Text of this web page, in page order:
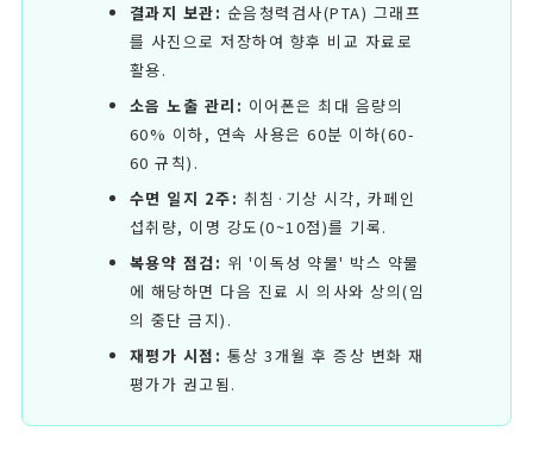
결과지 보관: 순음청력검사(PTA) 그래프
를 사진으로 저장하여 향후 비교 자료로
활용.
소음 노출 관리: 이어폰은 최대 음량의
60% 이하, 연속 사용은 60분 이하(60-
60 규칙).
수면 일지 2주: 취침·기상 시각, 카페인
섭취량, 이명 강도(0~10점)를 기록.
복용약 점검: 위 '이독성 약물' 박스 약물
에 해당하면 다음 진료 시 의사와 상의(임
의 중단 금지).
재평가 시점: 통상 3개월 후 증상 변화 재
평가가 권고됨.